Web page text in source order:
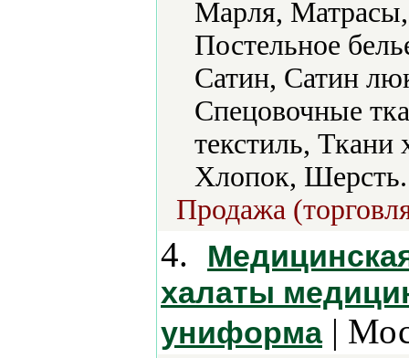
Марля,
Постельное
Сатин, Сатин
Спецовочные
текстиль,
Хлопок, Шерсть.
Продажа
4.
халаты
униформа|